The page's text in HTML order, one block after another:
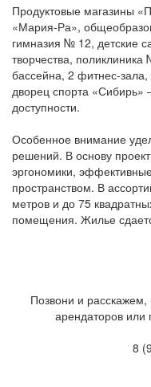
Продуктовые магазины
«Мария-Ра»,
гимназия № 12, детские
творчества,
бассейна, 2 фитнес-
дворец спорта «Сибирь»
доступности.
Особенное внимание
решений. В основу
эргономики,
пространством. В
метров и до 75
помещения. Жилье
Позвони и
арендаторов
8